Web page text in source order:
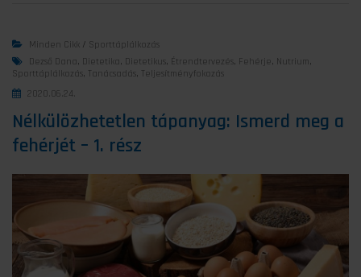
Minden Cikk / Sporttáplálkozás
Dezső Dana, Dietetika, Dietetikus, Étrendtervezés, Fehérje , Nutrium ,
Sporttáplálkozás, Tanácsadás, Teljesítményfokozás
2020.06.24.
Nélkülözhetetlen tápanyag: Ismerd meg a
fehérjét – 1. rész